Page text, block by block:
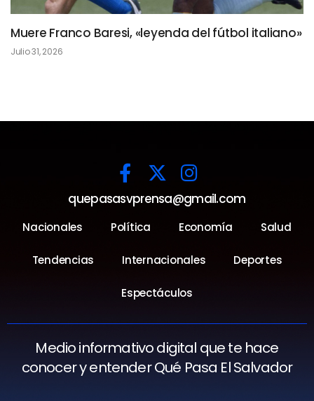
Muere Franco Baresi, «leyenda del fútbol italiano»
Julio 31, 2026
quepasasvprensa@gmail.com
Nacionales Política Economía Salud
Tendencias Internacionales Deportes
Espectáculos
Medio informativo digital que te hace
conocer y entender Qué Pasa El Salvador